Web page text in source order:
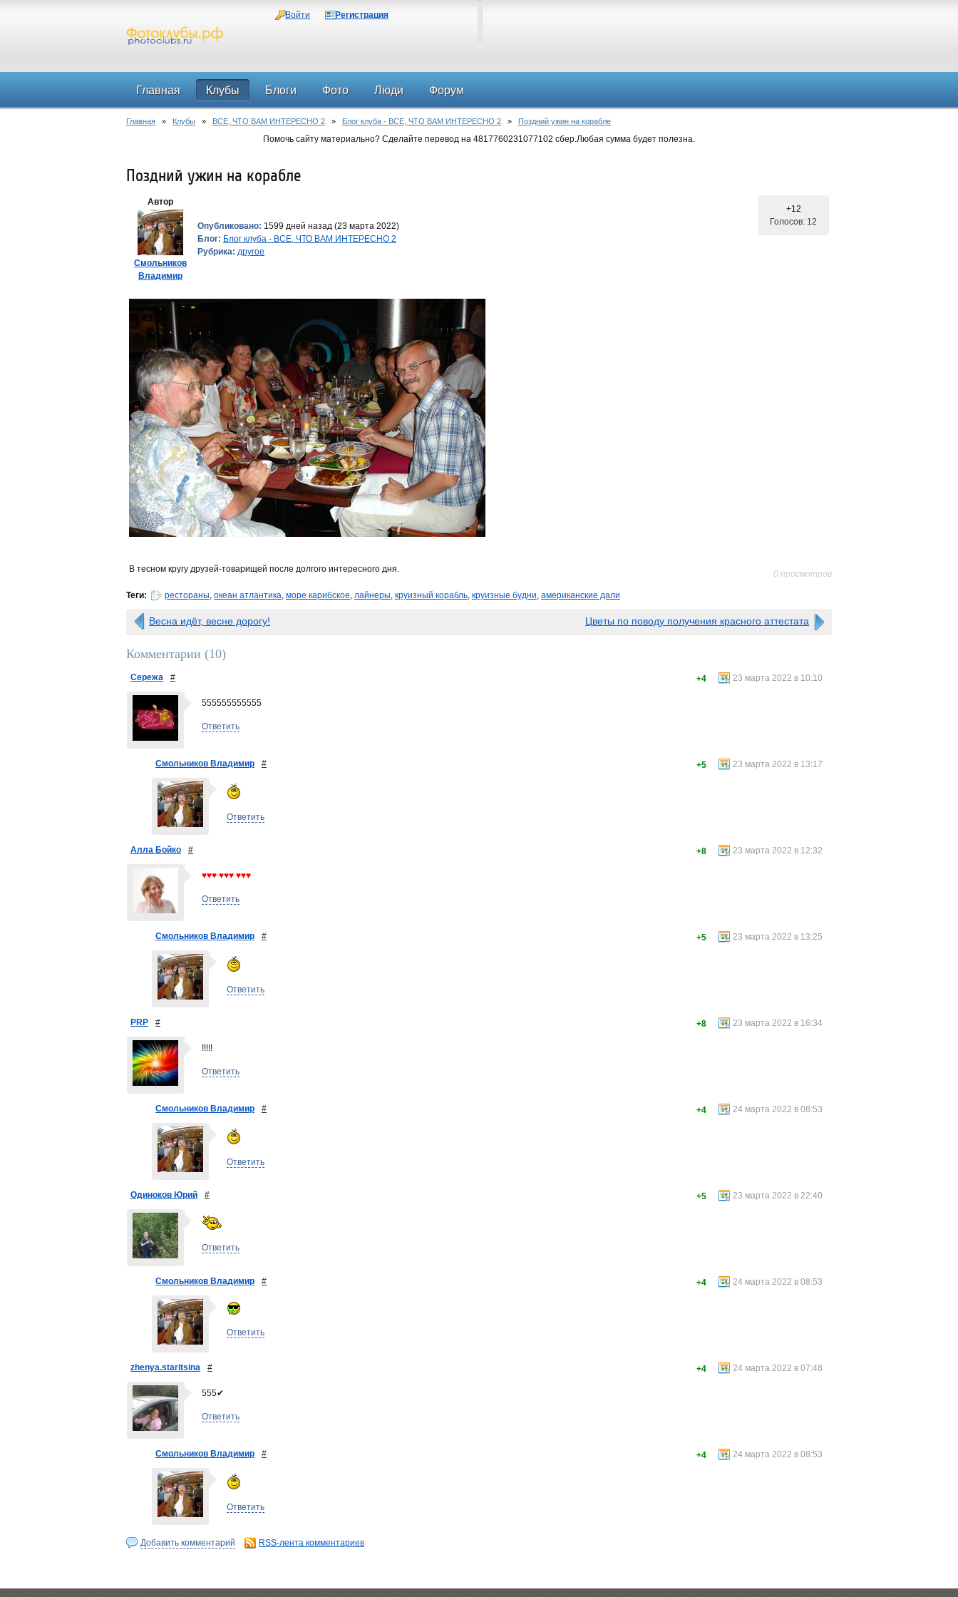
Войти Регистрация
Главная Клубы Блоги Фото Люди Форум
Главная » Клубы » ВСЕ, ЧТО ВАМ ИНТЕРЕСНО 2 » Блог клуба - ВСЕ, ЧТО ВАМ ИНТЕРЕСНО 2 » Поздний ужин на корабле
Помочь сайту материально? Сделайте перевод на 4817760231077102 сбер.Любая сумма будет полезна.
Поздний ужин на корабле
Автор
Смольников
Владимир
Опубликовано: 1599 дней назад (23 марта 2022)
Блог: Блог клуба - ВСЕ, ЧТО ВАМ ИНТЕРЕСНО 2
Рубрика: другое
+12
Голосов: 12
В тесном кругу друзей-товарищей после долгого интересного дня. 0 просмотров
Теги: рестораны, океан атлантика, море карибское, лайнеры, круизный корабль, круизные будни, американские дали
Весна идёт, весне дорогу! Цветы по поводу получения красного аттестата
Комментарии (10)
Сережа # 23 марта 2022 в 10:10
+4
555555555555
Ответить
Смольников Владимир # 23 марта 2022 в 13:17
+5
Ответить
Алла Бойко # 23 марта 2022 в 12:32
+8
♥♥♥ ♥♥♥ ♥♥♥
Ответить
Смольников Владимир # 23 марта 2022 в 13:25
+5
Ответить
PRP # 23 марта 2022 в 16:34
+8
!!!!!
Ответить
Смольников Владимир # 24 марта 2022 в 08:53
+4
Ответить
Одиноков Юрий # 23 марта 2022 в 22:40
+5
Ответить
Смольников Владимир # 24 марта 2022 в 08:53
+4
Ответить
zhenya.staritsina # 24 марта 2022 в 07:48
+4
555✔
Ответить
Смольников Владимир # 24 марта 2022 в 08:53
+4
Ответить
Добавить комментарий RSS-лента комментариев